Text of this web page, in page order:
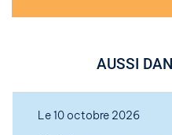
AUSSI
Le 10 octobre 2026